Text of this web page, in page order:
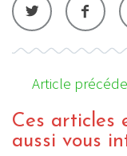
Article
Ces articles
aussi vous